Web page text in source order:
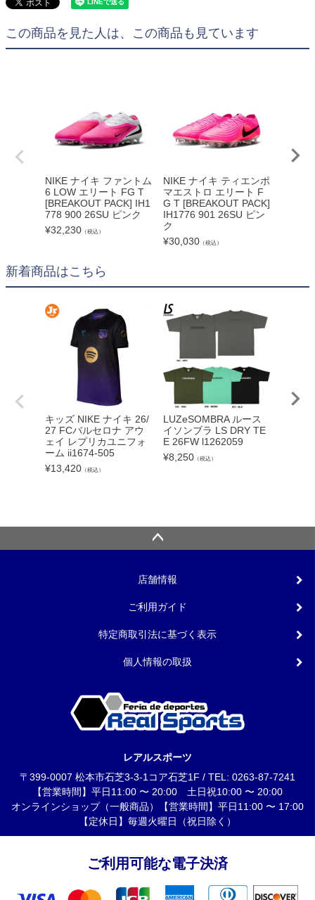
この商品を見た人は、この商品も見ています
NIKE ナイキ ファントム
6 LOW エリート FG T
[BREAKOUT PACK] IH1
778 900 26SU ピンク
¥32,230 （税込）
NIKE ナイキ ティエンポ
マエストロ エリート F
G T [BREAKOUT PACK]
IH1776 901 26SU ピン
ク
¥30,030 （税込）
新着商品はこちら
キッズ NIKE ナイキ 26/
27 FCバルセロナ アウ
ェイ レプリカユニフォ
ーム ii1674-505
¥13,420 （税込）
LUZeSOMBRA ルース
イソンブラ LS DRY TE
E 26FW l1262059
¥8,250 （税込）
店舗情報
ご利用ガイド
特定商取引法に基づく表示
個人情報の取扱
レアルスポーツ
〒399-0007 松本市石芝3-3-1コア石芝1F / TEL: 0263-87-7241
【営業時間】平日11:00 〜 20:00 土日祝10:00 〜 20:00
オンラインショップ（一般商品）【営業時間】平日11:00 〜 17:00
【定休日】毎週火曜日（祝日除く）
ご利用可能な電子決済